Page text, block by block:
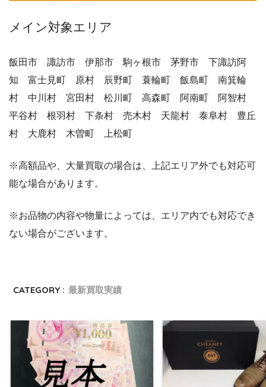
メイン対象エリア
飯田市 諏訪市 伊那市 駒ヶ根市 茅野市 下諏訪阿
知 富士見町 原村 辰野町 蓑輪町 飯島町 南箕輪
村 中川村 宮田村 松川町 高森町 阿南町 阿智村
平谷村 根羽村 下条村 売木村 天龍村 泰阜村 豊丘
村 大鹿村 木曽町 上松町
※高額品や、大量買取の場合は、上記エリア外でも対応可
能な場合があります。
※お品物の内容や物量によっては、エリア内でも対応でき
ない場合がございます。
CATEGORY : 最新買取実績